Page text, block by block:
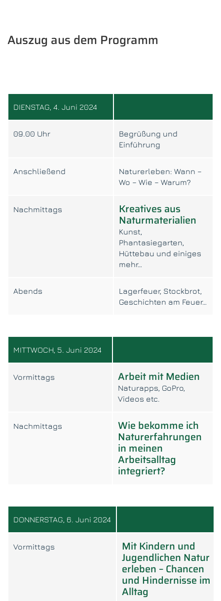
Auszug aus dem Programm
DIENSTAG, 4. Juni 2024
09.00 Uhr
Begrüßung und
Einführung
Anschließend
Naturerleben: Wann –
Wo – Wie – Warum?
Nachmittags Kreatives aus
Naturmaterialien
Kunst,
Phantasiegarten,
Hüttebau und einiges
mehr…
Abends
Lagerfeuer, Stockbrot,
Geschichten am Feuer…
MITTWOCH, 5. Juni 2024
Vormittags Arbeit mit Medien
Naturapps, GoPro,
Videos etc.
Nachmittags Wie bekomme ich
Naturerfahrungen
in meinen
Arbeitsalltag
integriert?
DONNERSTAG, 6. Juni 2024
Vormittags Mit Kindern und
Jugendlichen Natur
erleben – Chancen
und Hindernisse im
Alltag